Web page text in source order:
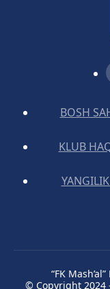
BOSH
KLUB
“FK
© Copyright 2024